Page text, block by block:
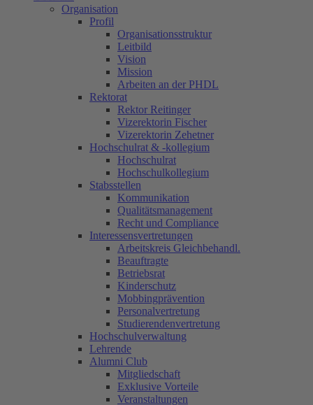
Organisation
Profil
Organisationsstruktur
Leitbild
Vision
Mission
Arbeiten an der PHDL
Rektorat
Rektor Reitinger
Vizerektorin Fischer
Vizerektorin Zehetner
Hochschulrat & -kollegium
Hochschulrat
Hochschulkollegium
Stabsstellen
Kommunikation
Qualitätsmanagement
Recht und Compliance
Interessensvertretungen
Arbeitskreis Gleichbehandl.
Beauftragte
Betriebsrat
Kinderschutz
Mobbingprävention
Personalvertretung
Studierendenvertretung
Hochschulverwaltung
Lehrende
Alumni Club
Mitgliedschaft
Exklusive Vorteile
Veranstaltungen